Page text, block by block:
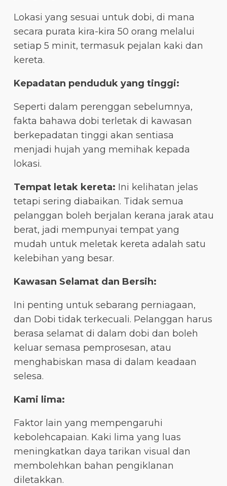
Lokasi yang sesuai untuk dobi, di mana
secara purata kira-kira 50 orang melalui
setiap 5 minit, termasuk pejalan kaki dan
kereta.
Kepadatan penduduk yang tinggi:
Seperti dalam perenggan sebelumnya,
fakta bahawa dobi terletak di kawasan
berkepadatan tinggi akan sentiasa
menjadi hujah yang memihak kepada
lokasi.
Tempat letak kereta: Ini kelihatan jelas
tetapi sering diabaikan. Tidak semua
pelanggan boleh berjalan kerana jarak atau
berat, jadi mempunyai tempat yang
mudah untuk meletak kereta adalah satu
kelebihan yang besar.
Kawasan Selamat dan Bersih:
Ini penting untuk sebarang perniagaan,
dan Dobi tidak terkecuali. Pelanggan harus
berasa selamat di dalam dobi dan boleh
keluar semasa pemprosesan, atau
menghabiskan masa di dalam keadaan
selesa.
Kami lima:
Faktor lain yang mempengaruhi
kebolehcapaian. Kaki lima yang luas
meningkatkan daya tarikan visual dan
membolehkan bahan pengiklanan
diletakkan.